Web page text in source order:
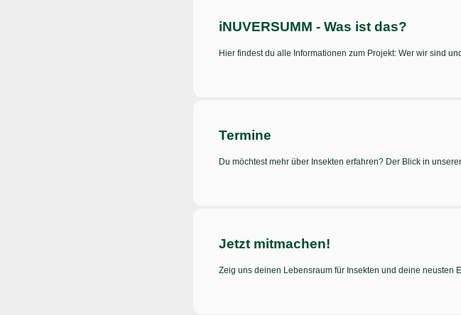
iNUVERSUMM - Was ist das?
Hier findest du alle Informationen zum Projekt: Wer wir sind
Termine
Du möchtest mehr über Insekten erfahren? Der Blick in
Jetzt mitmachen!
Zeig uns deinen Lebensraum für Insekten und deine neusten